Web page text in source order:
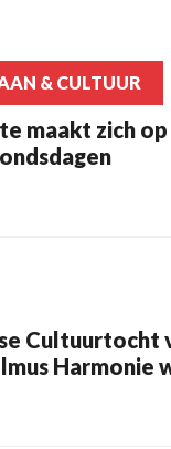
& CULTUUR
maakt zich
Cultuurtocht
Harmonie
2025